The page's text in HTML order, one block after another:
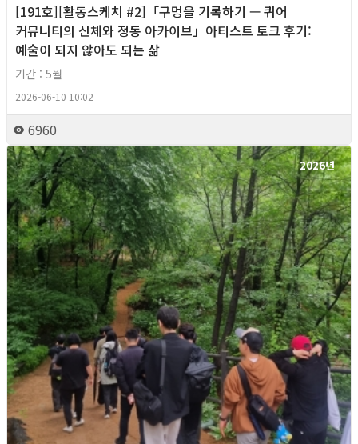
[191호][활동스케치 #2]「구멍을 기록하기 — 퀴어
커뮤니티의 신체와 정동 아카이브」아티스트 토크 후기:
예술이 되지 않아도 되는 삶
기간 : 5월
2026-06-10 10:02
6960
2026년